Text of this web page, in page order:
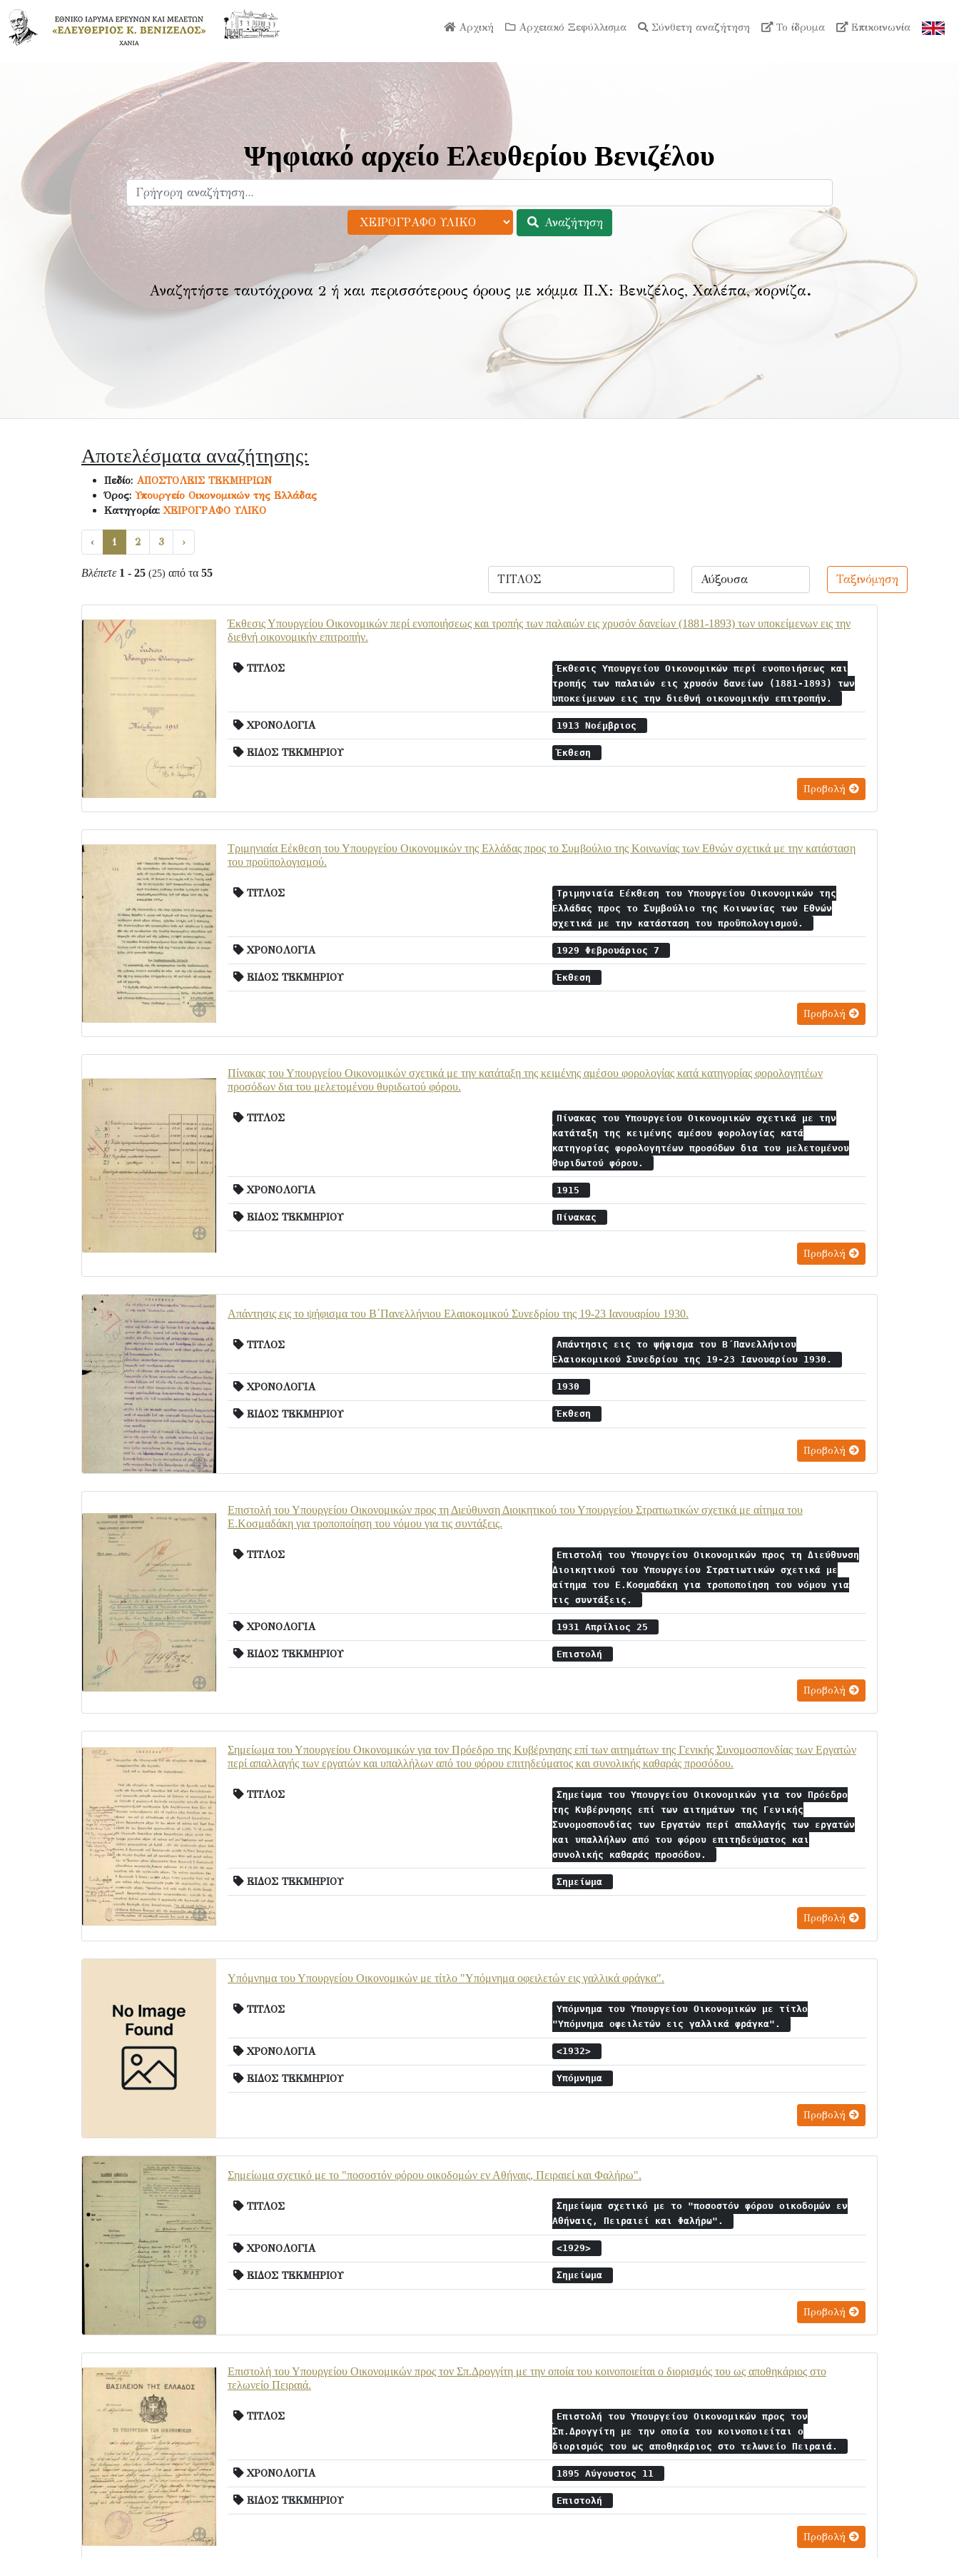
Αρχική Αρχειακό Ξεφύλλισμα Σύνθετη αναζήτηση Το ίδρυμα Επικοινωνία
Ψηφιακό αρχείο Ελευθερίου Βενιζέλου
Αναζήτηση
Αναζητήστε ταυτόχρονα 2 ή και περισσότερους όρους με κόμμα Π.Χ: Βενιζέλος, Χαλέπα, κορνίζα.
Αποτελέσματα αναζήτησης:
Πεδίο: ΑΠΟΣΤΟΛΕΙΣ ΤΕΚΜΗΡΙΩΝ
Όρος: Υπουργείο Οικονομικών της Ελλάδας
Κατηγορία:ΧΕΙΡΟΓΡΑΦΟ ΥΛΙΚΟ
‹ 1 2 3 ›
Βλέπετε 1 - 25 (25) από τα 55 Ταξινόμηση
Έκθεσις Υπουργείου Οικονομικών περί ενοποιήσεως και τροπής των παλαιών εις χρυσόν δανείων (1881-1893) των υποκείμενων εις την
διεθνή οικονομικήν επιτροπήν.
ΤΙΤΛΟΣ
Έκθεσις Υπουργείου Οικονομικών περί ενοποιήσεως και
τροπής των παλαιών εις χρυσόν δανείων (1881-1893) των
υποκείμενων εις την διεθνή οικονομικήν επιτροπήν.
ΧΡΟΝΟΛΟΓΙΑ 1913 Νοέμβριος
ΕΙΔΟΣ ΤΕΚΜΗΡΙΟΥ Έκθεση
Προβολή
Τριμηνιαία Εέκθεση του Υπουργείου Οικονομικών της Ελλάδας προς το Συμβούλιο της Κοινωνίας των Εθνών σχετικά με την κατάσταση
του προϋπολογισμού.
ΤΙΤΛΟΣ
Τριμηνιαία Εέκθεση του Υπουργείου Οικονομικών της
Ελλάδας προς το Συμβούλιο της Κοινωνίας των Εθνών
σχετικά με την κατάσταση του προϋπολογισμού.
ΧΡΟΝΟΛΟΓΙΑ 1929 Φεβρουάριος 7
ΕΙΔΟΣ ΤΕΚΜΗΡΙΟΥ Έκθεση
Προβολή
Πίνακας του Υπουργείου Οικονομικών σχετικά με την κατάταξη της κειμένης αμέσου φορολογίας κατά κατηγορίας φορολογητέων
προσόδων δια του μελετομένου θυριδωτού φόρου.
ΤΙΤΛΟΣ
Πίνακας του Υπουργείου Οικονομικών σχετικά με την
κατάταξη της κειμένης αμέσου φορολογίας κατά
κατηγορίας φορολογητέων προσόδων δια του μελετομένου
θυριδωτού φόρου.
ΧΡΟΝΟΛΟΓΙΑ 1915
ΕΙΔΟΣ ΤΕΚΜΗΡΙΟΥ Πίνακας
Προβολή
Απάντησις εις το ψήφισμα του Β΄Πανελλήνιου Ελαιοκομικού Συνεδρίου της 19-23 Ιανουαρίου 1930.
ΤΙΤΛΟΣ
Απάντησις εις το ψήφισμα του Β΄Πανελλήνιου
Ελαιοκομικού Συνεδρίου της 19-23 Ιανουαρίου 1930.
ΧΡΟΝΟΛΟΓΙΑ 1930
ΕΙΔΟΣ ΤΕΚΜΗΡΙΟΥ Έκθεση
Προβολή
Επιστολή του Υπουργείου Οικονομικών προς τη Διεύθυνση Διοικητικού του Υπουργείου Στρατιωτικών σχετικά με αίτημα του
Ε.Κοσμαδάκη για τροποποίηση του νόμου για τις συντάξεις.
ΤΙΤΛΟΣ
Επιστολή του Υπουργείου Οικονομικών προς τη Διεύθυνση
Διοικητικού του Υπουργείου Στρατιωτικών σχετικά με
αίτημα του Ε.Κοσμαδάκη για τροποποίηση του νόμου για
τις συντάξεις.
ΧΡΟΝΟΛΟΓΙΑ 1931 Απρίλιος 25
ΕΙΔΟΣ ΤΕΚΜΗΡΙΟΥ Επιστολή
Προβολή
Σημείωμα του Υπουργείου Οικονομικών για τον Πρόεδρο της Κυβέρνησης επί των αιτημάτων της Γενικής Συνομοσπονδίας των Εργατών
περί απαλλαγής των εργατών και υπαλλήλων από του φόρου επιτηδεύματος και συνολικής καθαράς προσόδου.
ΤΙΤΛΟΣ
Σημείωμα του Υπουργείου Οικονομικών για τον Πρόεδρο
της Κυβέρνησης επί των αιτημάτων της Γενικής
Συνομοσπονδίας των Εργατών περί απαλλαγής των εργατών
και υπαλλήλων από του φόρου επιτηδεύματος και
συνολικής καθαράς προσόδου.
ΕΙΔΟΣ ΤΕΚΜΗΡΙΟΥ Σημείωμα
Προβολή
Υπόμνημα του Υπουργείου Οικονομικών με τίτλο "Υπόμνημα οφειλετών εις γαλλικά φράγκα".
ΤΙΤΛΟΣ
Υπόμνημα του Υπουργείου Οικονομικών με τίτλο
"Υπόμνημα οφειλετών εις γαλλικά φράγκα".
ΧΡΟΝΟΛΟΓΙΑ <1932>
ΕΙΔΟΣ ΤΕΚΜΗΡΙΟΥ Υπόμνημα
Προβολή
Σημείωμα σχετικό με το "ποσοστόν φόρου οικοδομών εν Αθήναις, Πειραιεί και Φαλήρω".
ΤΙΤΛΟΣ
Σημείωμα σχετικό με το "ποσοστόν φόρου οικοδομών εν
Αθήναις, Πειραιεί και Φαλήρω".
ΧΡΟΝΟΛΟΓΙΑ <1929>
ΕΙΔΟΣ ΤΕΚΜΗΡΙΟΥ Σημείωμα
Προβολή
Επιστολή του Υπουργείου Οικονομικών προς τον Σπ.Δρογγίτη με την οποία του κοινοποιείται ο διορισμός του ως αποθηκάριος στο
τελωνείο Πειραιά.
ΤΙΤΛΟΣ
Επιστολή του Υπουργείου Οικονομικών προς τον
Σπ.Δρογγίτη με την οποία του κοινοποιείται ο
διορισμός του ως αποθηκάριος στο τελωνείο Πειραιά.
ΧΡΟΝΟΛΟΓΙΑ 1895 Αύγουστος 11
ΕΙΔΟΣ ΤΕΚΜΗΡΙΟΥ Επιστολή
Προβολή